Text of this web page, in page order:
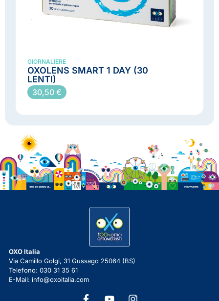
GIORNALIERE
OXOLENS SMART 1 DAY (30
LENTI)
Giornaliere
30,50 €
OXO Italia
Via Camillo Golgi, 31 Gussago 25064 (BS)
Telefono: 030 31 35 61
E-Mail: info@oxoitalia.com